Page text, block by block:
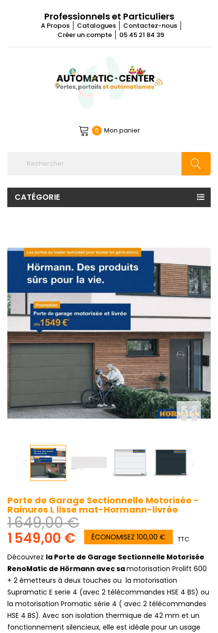
Professionnels et Particuliers
A Propos Catalogues
Contactez-nous
Créer un compte
05 45 21 84 39
0 Mon panier
CATÉGORIE
Porte de Garage Sectionnelle Motorisée -
Rainures L lisse mat-Hormann-livrée
1 649,00 €
1 549,00 € ÉCONOMISEZ 100,00 € TTC
Découvrez la Porte de Garage Sectionnelle Motorisée
RenoMatic de Hörmann avec samotorisation Prolift 600
+ 2 émetteurs à deux touches ou la motorisation
Supramatic E serie 4 (avec 2 télécommandes HSE 4 BS) ou
la motorisation Promatic série 4 ( avec 2 télécommandes
HSE 4 BS). Avec son isolation thermique de 42 mm et un
fonctionnement silencieux, elle est idéale pour un usage